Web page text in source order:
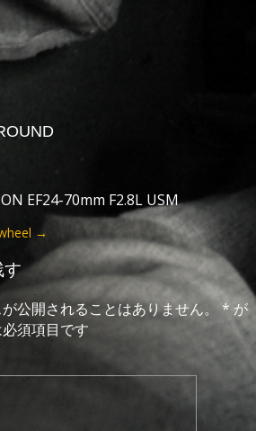
EF24-70mm F2.8L USM
→
す
公開されることはありません。 * が
須項目です